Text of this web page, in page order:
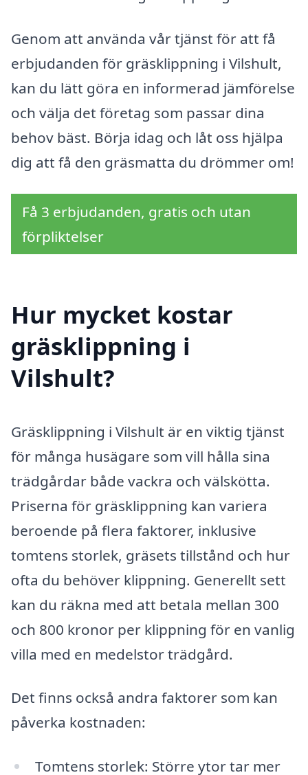
Genom att använda vår tjänst för att få
erbjudanden för gräsklippning i Vilshult,
kan du lätt göra en informerad jämförelse
och välja det företag som passar dina
behov bäst. Börja idag och låt oss hjälpa
dig att få den gräsmatta du drömmer om!
Få 3 erbjudanden, gratis och utan
förpliktelser
Hur mycket kostar
gräsklippning i
Vilshult?
Gräsklippning i Vilshult är en viktig tjänst
för många husägare som vill hålla sina
trädgårdar både vackra och välskötta.
Priserna för gräsklippning kan variera
beroende på flera faktorer, inklusive
tomtens storlek, gräsets tillstånd och hur
ofta du behöver klippning. Generellt sett
kan du räkna med att betala mellan 300
och 800 kronor per klippning för en vanlig
villa med en medelstor trädgård.
Det finns också andra faktorer som kan
påverka kostnaden:
Tomtens storlek: Större ytor tar mer